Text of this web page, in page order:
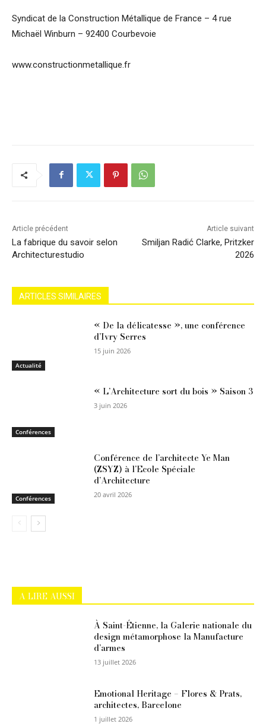
Syndicat de la Construction Métallique de France – 4 rue
Michaël Winburn – 92400 Courbevoie
www.constructionmetallique.fr
Article précédent
La fabrique du savoir selon
Architecturestudio
Article suivant
Smiljan Radić Clarke, Pritzker
2026
ARTICLES SIMILAIRES
Actualité
« De la délicatesse », une conférence
d’Ivry Serres
15 juin 2026
Conférences
« L’Architecture sort du bois » Saison 3
3 juin 2026
Conférences
Conférence de l’architecte Ye Man
(ZSYZ) à l’Ecole Spéciale
d’Architecture
20 avril 2026
A LIRE AUSSI
À Saint-Étienne, la Galerie nationale du
design métamorphose la Manufacture
d’armes
13 juillet 2026
Emotional Heritage – Flores & Prats,
architectes, Barcelone
1 juillet 2026